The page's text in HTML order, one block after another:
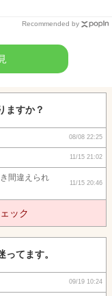
Recommended by
すか？
08/08 22:25
11/15 21:02
間違えられ
11/15 20:46
ック
てます。
09/19 10:24